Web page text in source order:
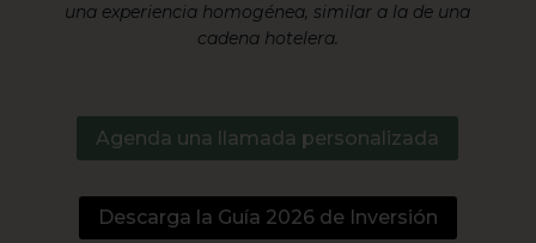
una experiencia homogénea, similar a la de una
cadena hotelera.
Agenda una llamada personalizada
Descarga la Guía 2026 de Inversión